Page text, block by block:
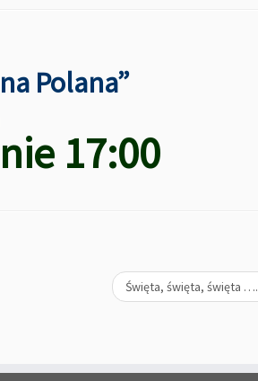
Polana”
17:00
Święta, święta, święta ….